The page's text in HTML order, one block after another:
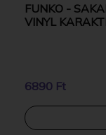
FUNKO -
VINYL
6890 Ft